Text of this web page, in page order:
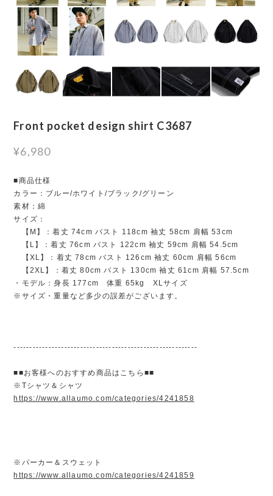
Front pocket design shirt C3687
¥6,980
■商品仕様
カラー：ブルー/ホワイト/ブラック/グリーン
素材：綿
サイズ：
【M】：着丈 74cm バスト 118cm 袖丈 58cm 肩幅 53cm
【L】：着丈 76cm バスト 122cm 袖丈 59cm 肩幅 54.5cm
【XL】：着丈 78cm バスト 126cm 袖丈 60cm 肩幅 56cm
【2XL】：着丈 80cm バスト 130cm 袖丈 61cm 肩幅 57.5cm
・モデル：身長 177cm 体重 65kg XLサイズ
※サイズ・重量など多少の誤差がございます。
----------------------------------------------------------
■■お客様へのおすすめ商品はこちら■■
※Tシャツ＆シャツ
https://www.allaumo.com/categories/4241858
※パーカー＆スウェット
https://www.allaumo.com/categories/4241859